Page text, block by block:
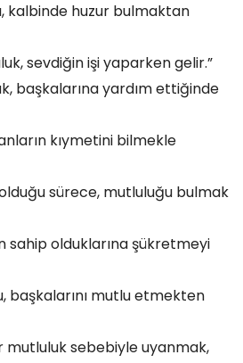
kalbinde huzur bulmaktan
sevdiğin işi yaparken gelir.”
başkalarına yardım ettiğinde
kıymetini bilmekle
sürece, mutluluğu bulmak
sahip olduklarına şükretmeyi
başkalarını mutlu etmekten
mutluluk sebebiyle uyanmak,